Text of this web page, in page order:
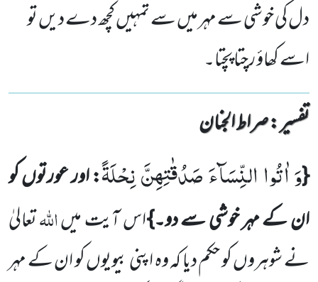
دل کی خوشی سے مہر میں سے تمہیں کچھ دے دیں تو
اسے کھاؤ رچتا پچتا۔
تفسیر : ‎صراط الجنان
{وَ اٰتُوا النِّسَآءَ صَدُقٰتِهِنَّ نِحْلَةً: اور عورتوں کو
ان کے مہر خوشی سے دو۔}اس آیت میںاللہتعالیٰ
نے شوہروں کو حکم دیا کہ وہ اپنی بیویوں کو ان کے مہر